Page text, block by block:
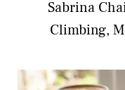
Sabrina
Climbing,